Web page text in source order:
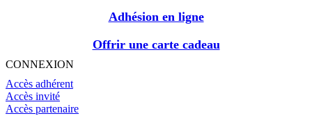
Adhésion en ligne
Offrir une carte cadeau
CONNEXION
Accès adhérent
Accès invité
Accès partenaire